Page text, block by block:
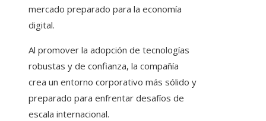
mercado preparado para la economía
digital.
Al promover la adopción de tecnologías
robustas y de confianza, la compañía
crea un entorno corporativo más sólido y
preparado para enfrentar desafíos de
escala internacional.